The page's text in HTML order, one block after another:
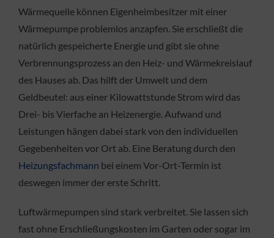
Wärmequelle können Eigenheimbesitzer mit einer
Wärmepumpe problemlos anzapfen. Sie erschließt die
natürlich gespeicherte Energie und gibt sie ohne
Verbrennungsprozess an den Heiz- und Wärmekreislauf
des Hauses ab. Das hilft der Umwelt und dem
Geldbeutel: aus einer Kilowattstunde Strom wird das
Drei- bis Vierfache an Heizenergie. Aufwand und
Leistungen hängen dabei stark von den individuellen
Gegebenheiten vor Ort ab. Eine Beratung durch den
Heizungsfachmann bei einem Vor-Ort-Termin ist
deswegen immer der erste Schritt.
Luftwärmepumpen sind stark verbreitet. Sie lassen sich
fast ohne Erschließungskosten im Garten oder sogar im